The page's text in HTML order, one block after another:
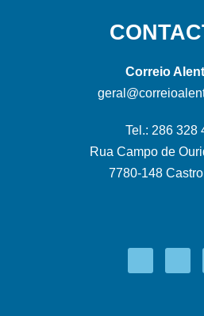
Correio
Tel.: 286 328
Rua Campo de
7780-148